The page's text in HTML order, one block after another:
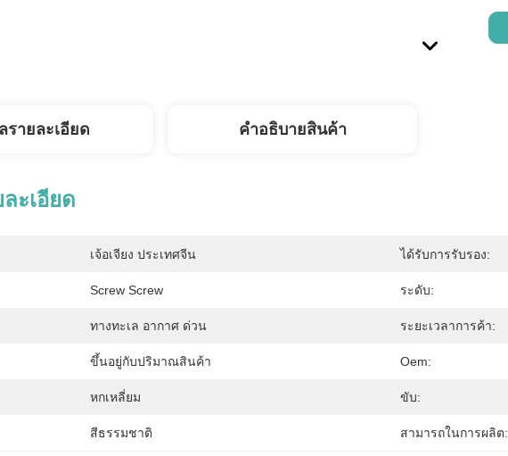
รายละเอียด คําอธิบายสินค้า
ะเอียด
เจ้อเจียง ประเทศจีน ได้รับการรับรอง:
Screw Screw ระดับ:
ทางทะเล อากาศ ด่วน ระยะเวลาการค้า:
ขึ้นอยู่กับปริมาณสินค้า Oem:
หกเหลี่ยม ขับ:
สีธรรมชาติ สามารถในการผลิต: